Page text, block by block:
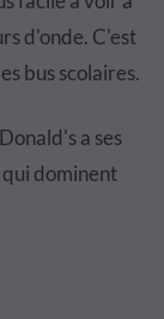
d'onde. C'est
bus scolaires.
a ses
dominent